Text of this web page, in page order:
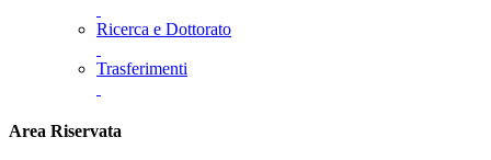
Ricerca e Dottorato
Trasferimenti
Area Riservata